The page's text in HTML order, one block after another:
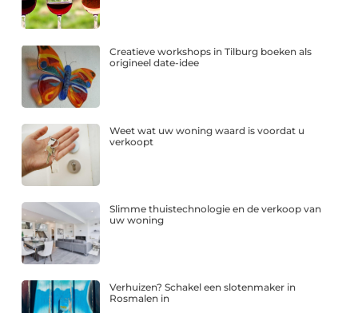
Creatieve workshops in Tilburg boeken als
origineel date-idee
Weet wat uw woning waard is voordat u
verkoopt
Slimme thuistechnologie en de verkoop van
uw woning
Verhuizen? Schakel een slotenmaker in
Rosmalen in